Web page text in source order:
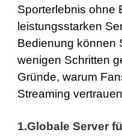
Sporterlebnis ohne
leistungsstarken
Bedienung können
wenigen Schritten
Gründe, warum
Streaming
1.Globale Server